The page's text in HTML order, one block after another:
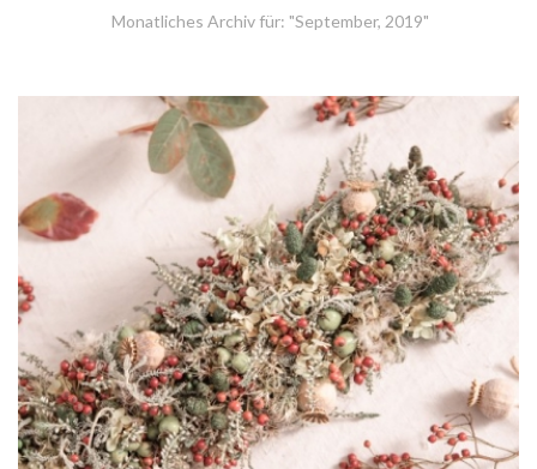
Monatliches Archiv für: "September, 2019"